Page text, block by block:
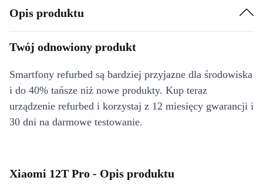
Opis produktu
Twój odnowiony produkt
Smartfony refurbed są bardziej przyjazne dla środowiska
i do 40% tańsze niż nowe produkty. Kup teraz
urządzenie refurbed i korzystaj z 12 miesięcy gwarancji i
30 dni na darmowe testowanie.
Xiaomi 12T Pro - Opis produktu